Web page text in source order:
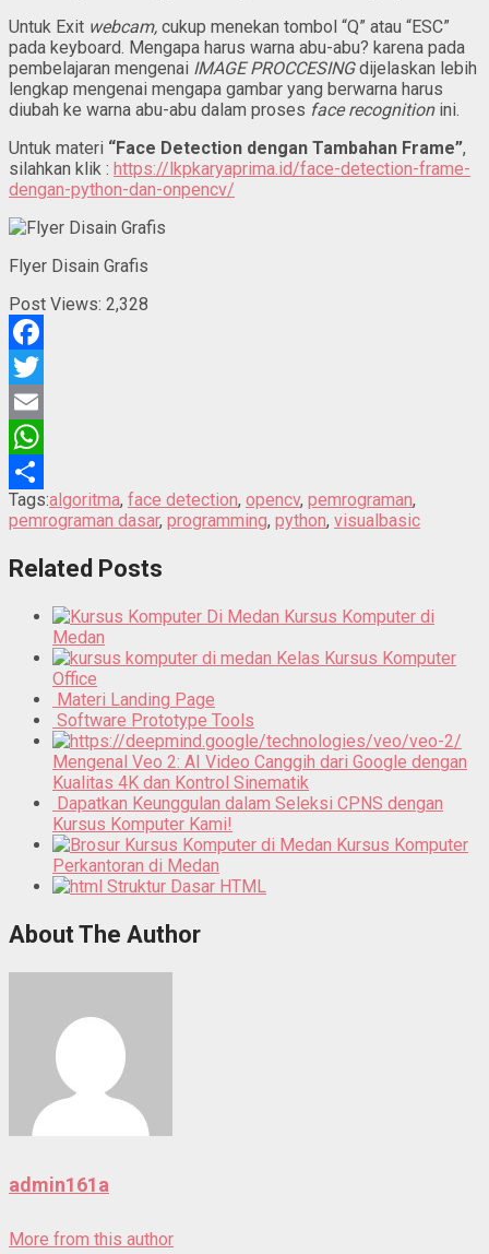
Untuk Exit webcam, cukup menekan tombol “Q” atau “ESC”
pada keyboard. Mengapa harus warna abu-abu? karena pada
pembelajaran mengenai IMAGE PROCCESINGdijelaskan lebih
lengkap mengenai mengapa gambar yang berwarna harus
diubah ke warna abu-abu dalam proses face recognition ini.
Untuk materi “Face Detection dengan Tambahan Frame”,
silahkan klik : https://lkpkaryaprima.id/face-detection-frame-
dengan-python-dan-onpencv/
Flyer Disain Grafis
Post Views: 2,328
Facebook
Twitter
Email
WhatsApp
Share
Tags:algoritma, face detection, opencv, pemrograman,
pemrograman dasar, programming, python, visualbasic
Related Posts
Kursus Komputer di
Medan
Kelas Kursus Komputer
Office
Materi Landing Page
Software Prototype Tools
Mengenal Veo 2: AI Video Canggih dari Google dengan
Kualitas 4K dan Kontrol Sinematik
Dapatkan Keunggulan dalam Seleksi CPNS dengan
Kursus Komputer Kami!
Kursus Komputer
Perkantoran di Medan
Struktur Dasar HTML
About The Author
admin161a
More from this author